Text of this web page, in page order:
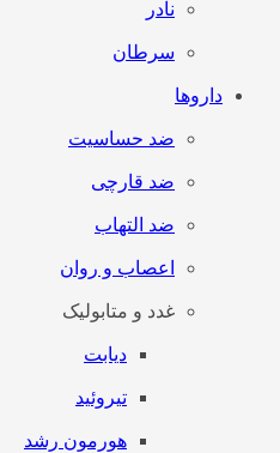
نادر
سرطان
داروها
ضد حساسیت
ضد قارچی
ضد التهاب
اعصاب و روان
غدد و متابولیک
دیابت
تیروئید
هورمون رشد